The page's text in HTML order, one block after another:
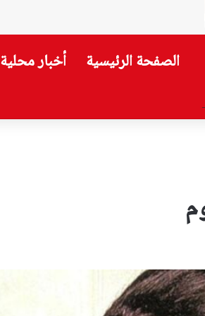
الصفحة الرئيسية أخبار محلية
وانقرة عكستا تقدم الدبلوماسية على العسكرية